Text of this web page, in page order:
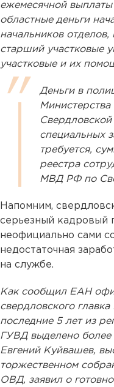
ежемесячной выплаты
областные деньги
начальников отделов,
старший участковые
участковые и их
Деньги в
Министерства
Свердловской
специальных
требуется,
реестра
МВД РФ по
Напомним,
серьезный кадровый
неофициально сами
недостаточная
на службе.
Как сообщил ЕАН
свердловского
последние 5 лет из
ГУВД выделено более
Евгений Куйвашев,
торжественном
ОВД, заявил о